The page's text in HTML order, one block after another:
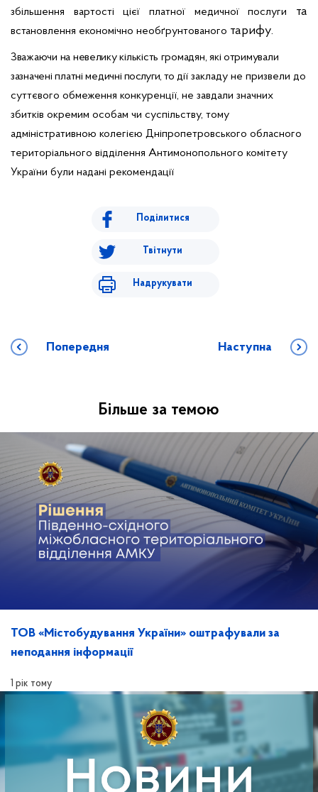
збільшення
вартості цієї платної медичної послуги та
встановлення економічно необґрунтованого тарифу.
Зважаючи на невелику кількість громадян, які отримували
зазначені платні медичні послуги, то дії закладу не призвели до
суттєвого обмеження конкуренції, не завдали значних
збитків окремим особам чи суспільству, тому
адміністративною колегією Дніпропетровського обласного
територіального відділення Антимонопольного комітету
України були надані рекомендації
Поділитися
Твітнути
Надрукувати
Попередня Наступна
Більше за темою
ТОВ «Містобудування України» оштрафували за
неподання інформації
1 рік тому